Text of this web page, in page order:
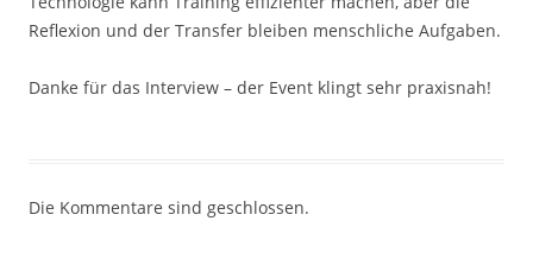
Reflexion und der Transfer bleiben menschliche Aufgaben.
Danke für das Interview – der Event klingt sehr praxisnah!
Die Kommentare sind geschlossen.